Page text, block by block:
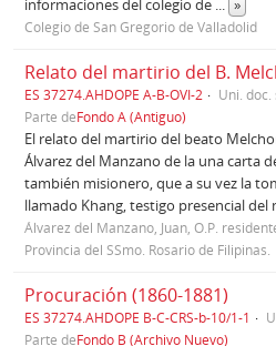
informaciones del colegio de ... »
Colegio de San Gregorio de Valladolid
ES 37274.AHDOPE A-B-OVI-2 Uni. doc.
Parte deFondo A (Antiguo)
El relato del martirio del beato
Álvarez del Manzano de la una carta
también misionero, que a su vez la
llamado Khang, testigo presencial del
Álvarez del Manzano, Juan, O.P.
Provincia del SSmo. Rosario de Filipinas.
Procuración (1860-1881)
ES 37274.AHDOPE B-C-CRS-b-10/1-1
Parte deFondo B (Archivo Nuevo)